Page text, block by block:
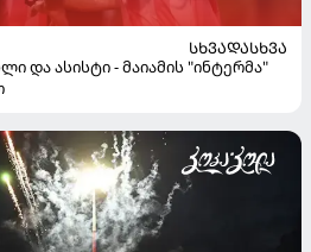
ᲡᲮᲕᲐᲓᲐᲡᲮᲕᲐ
და ასისტი - მაიამის "ინტერმა"